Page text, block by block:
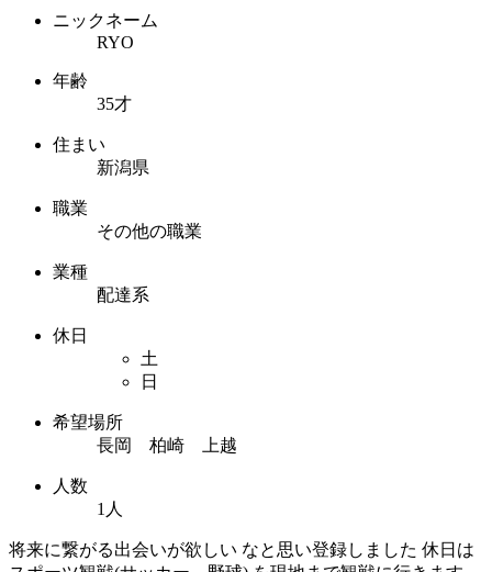
ニックネーム
RYO
年齢
35才
住まい
新潟県
職業
その他の職業
業種
配達系
休日
土
日
希望場所
長岡 柏崎 上越
人数
1人
将来に繋がる出会いが欲しい なと思い登録しました 休日は